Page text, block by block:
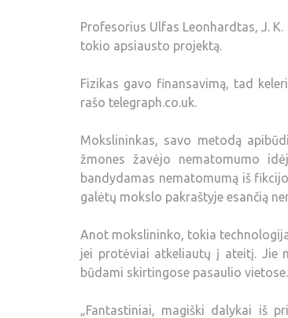
Profesorius Ulfas Leonhardtas, J.
tokio apsiausto projektą.
Fizikas gavo finansavimą, tad
rašo telegraph.co.uk.
Mokslininkas, savo metodą
žmones žavėjo nematomumo
bandydamas nematomumą iš
galėtų mokslo pakraštyje esančią
Anot mokslininko, tokia
jei protėviai atkeliautų į ateitį. Jie
būdami skirtingose pasaulio vietose.
„Fantastiniai, magiški dalykai iš